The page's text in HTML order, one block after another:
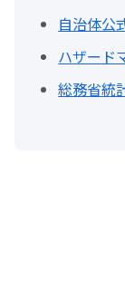
自治体公
ハザード
総務省統